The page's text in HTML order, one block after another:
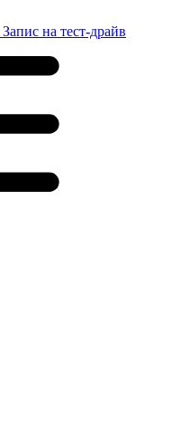
Запис на тест-драйв